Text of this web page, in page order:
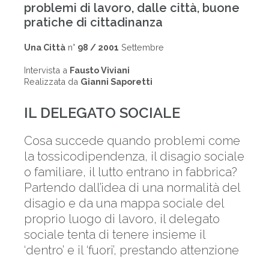
problemi di lavoro, dalle città, buone
pratiche di cittadinanza
Una Città n° 98 / 2001 Settembre
Intervista a Fausto Viviani
Realizzata da Gianni Saporetti
IL DELEGATO SOCIALE
Cosa succede quando problemi come
la tossicodipendenza, il disagio sociale
o familiare, il lutto entrano in fabbrica?
Partendo dall’idea di una normalità del
disagio e da una mappa sociale del
proprio luogo di lavoro, il delegato
sociale tenta di tenere insieme il
‘dentro’ e il ‘fuori’, prestando attenzione